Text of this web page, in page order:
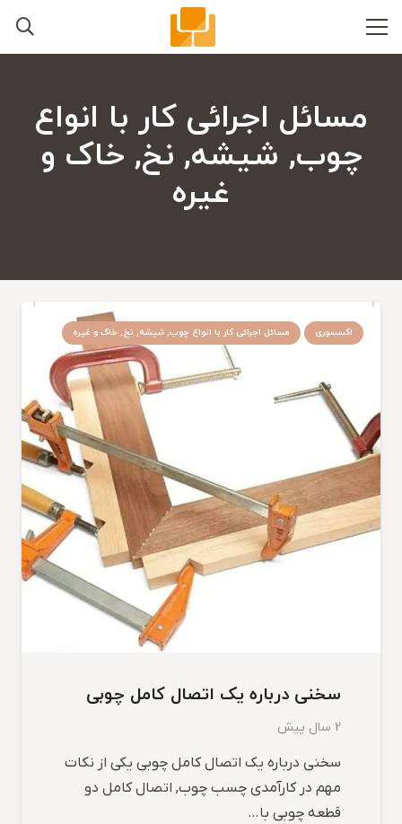
مسائل اجرائی کار با انواع
چوب, شیشه, نخ, خاک و
غیره
اکسسوری مسائل اجرائی کار با انواع چوب, شیشه, نخ, خاک و غیره
سخنی درباره یک اتصال کامل چوبی
2 سال پیش
سخنی درباره یک اتصال کامل چوبی یکی از نکات
مهم در کارآمدی چسب چوب, اتصال کامل دو
قطعه چوبی با…